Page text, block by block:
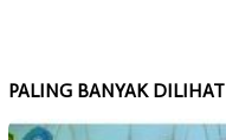
PALING BANYAK DILIHAT